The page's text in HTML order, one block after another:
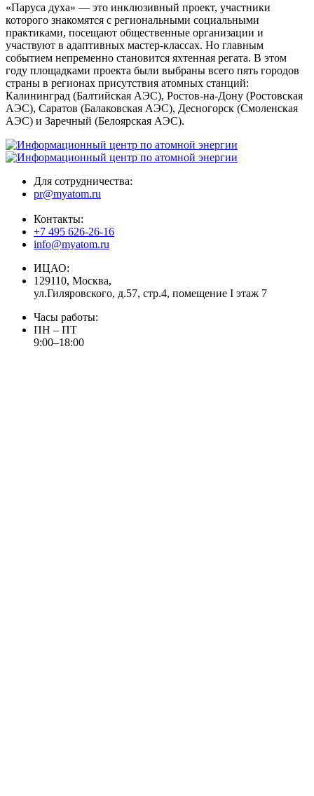
«Паруса духа» — это инклюзивный проект, участники
которого знакомятся с региональными социальными
практиками, посещают общественные организации и
участвуют в адаптивных мастер-классах. Но главным
событием непременно становится яхтенная регата. В этом
году площадками проекта были выбраны всего пять городов
страны в регионах присутствия атомных станций:
Калининград (Балтийская АЭС), Ростов-на-Дону (Ростовская
АЭС), Саратов (Балаковская АЭС), Десногорск (Смоленская
АЭС) и Заречный (Белоярская АЭС).
Для сотрудничества:
pr@myatom.ru
Контакты:
+7 495 626-26-16
info@myatom.ru
ИЦАО:
129110, Москва,
ул.Гиляровского, д.57, стр.4, помещение I этаж 7
Часы работы:
ПН – ПТ
9:00–18:00